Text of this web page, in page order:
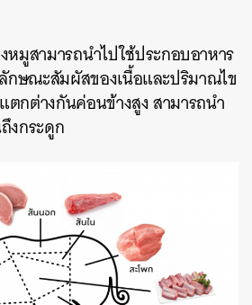
หมูสามารถนำไปใช้ประกอบอาหาร
กษณะสัมผัสของเนื้อและปริมาณไข
กต่างกันค่อนข้างสูงสามารถนำ
งกระดูก